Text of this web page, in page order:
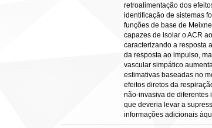
retroalimentação dos
identificação de sistemas
funções de base de
capazes de isolar o ACR
caracterizando a resposta
da resposta ao impulso,
vascular simpático
estimativas baseadas no
efeitos diretos da
não-invasiva de diferentes
que deveria levar a
informações adicionais